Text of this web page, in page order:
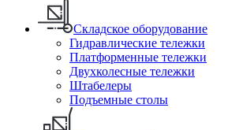
Складское оборудование
Гидравлические тележки
Платформенные тележки
Двухколесные тележки
Штабелеры
Подъемные столы